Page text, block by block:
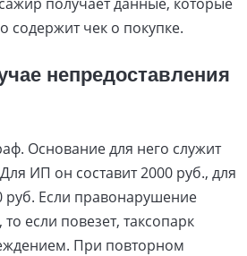
содержит чек о покупке.
непредоставления
Основание для него служит
ИП он составит 2000 руб., для
руб. Если правонарушение
если повезет, таксопарк
При повторном